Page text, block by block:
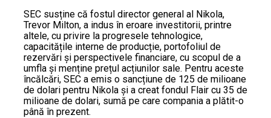
SEC susține că fostul director general al Nikola,
Trevor Milton, a indus în eroare investitorii, printre
altele, cu privire la progresele tehnologice,
capacitățile interne de producție, portofoliul de
rezervări și perspectivele financiare, cu scopul de a
umfla și menține prețul acțiunilor sale. Pentru aceste
încălcări, SEC a emis o sancțiune de 125 de milioane
de dolari pentru Nikola și a creat fondul Flair cu 35 de
milioane de dolari, sumă pe care compania a plătit-o
până în prezent.